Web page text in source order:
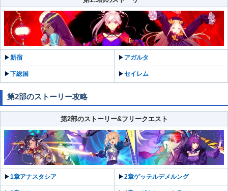
▶︎新宿 ▶︎ アガルタ
▶︎下総国 ▶︎セイレム
第2部のストーリー攻略
第2部のストーリー&フリークエスト
▶︎1章アナスタシア ▶︎2章ゲッテルデメルング